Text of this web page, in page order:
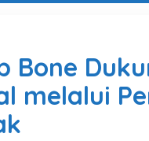
Bone
melalui